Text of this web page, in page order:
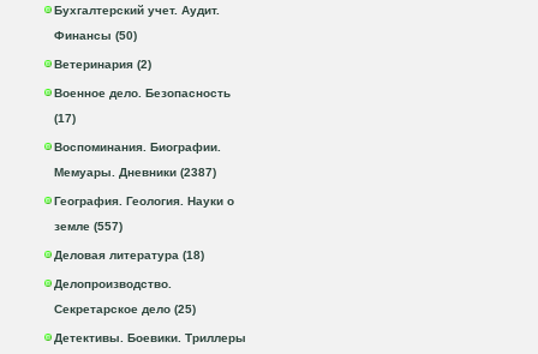
Бухгалтерский учет. Аудит.
Финансы (50)
Ветеринария (2)
Военное дело. Безопасность
(17)
Воспоминания. Биографии.
Мемуары. Дневники (2387)
География. Геология. Науки о
земле (557)
Деловая литература (18)
Делопроизводство.
Секретарское дело (25)
Детективы. Боевики. Триллеры